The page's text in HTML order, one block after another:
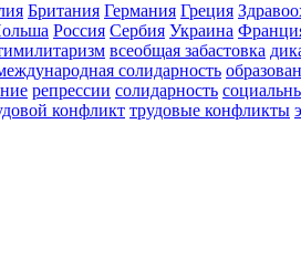
Британия Германия Греция
Россия Сербия Украина
всеобщая забастовка
солидарность
репрессии солидарность
конфликт трудовые конфликты